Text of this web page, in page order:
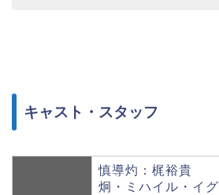
キャスト・スタッフ
慎導灼：梶裕貴
炯・ミハイル・イ